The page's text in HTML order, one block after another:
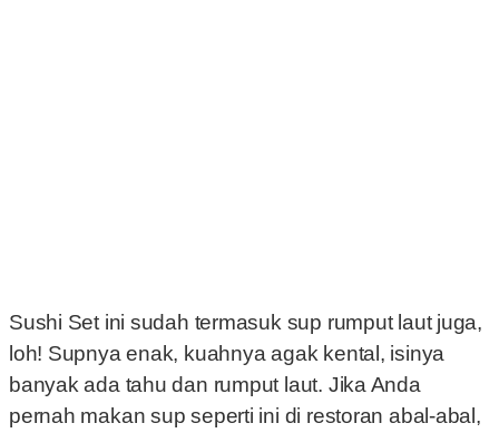
Sushi Set ini sudah termasuk sup rumput laut juga,
loh! Supnya enak, kuahnya agak kental, isinya
banyak ada tahu dan rumput laut. Jika Anda
pernah makan sup seperti ini di restoran abal-abal,